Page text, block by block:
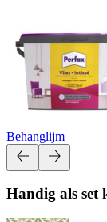
Behanglijm
Handig als set